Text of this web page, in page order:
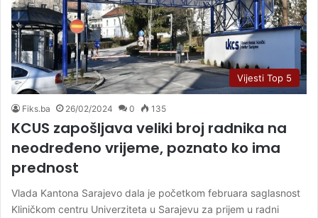
Vijesti Top 5
Fiks.ba 26/02/2024 0 135
KCUS zapošljava veliki broj radnika na
neodređeno vrijeme, poznato ko ima
prednost
Vlada Kantona Sarajevo dala je početkom februara saglasnost
Kliničkom centru Univerziteta u Sarajevu za prijem u radni